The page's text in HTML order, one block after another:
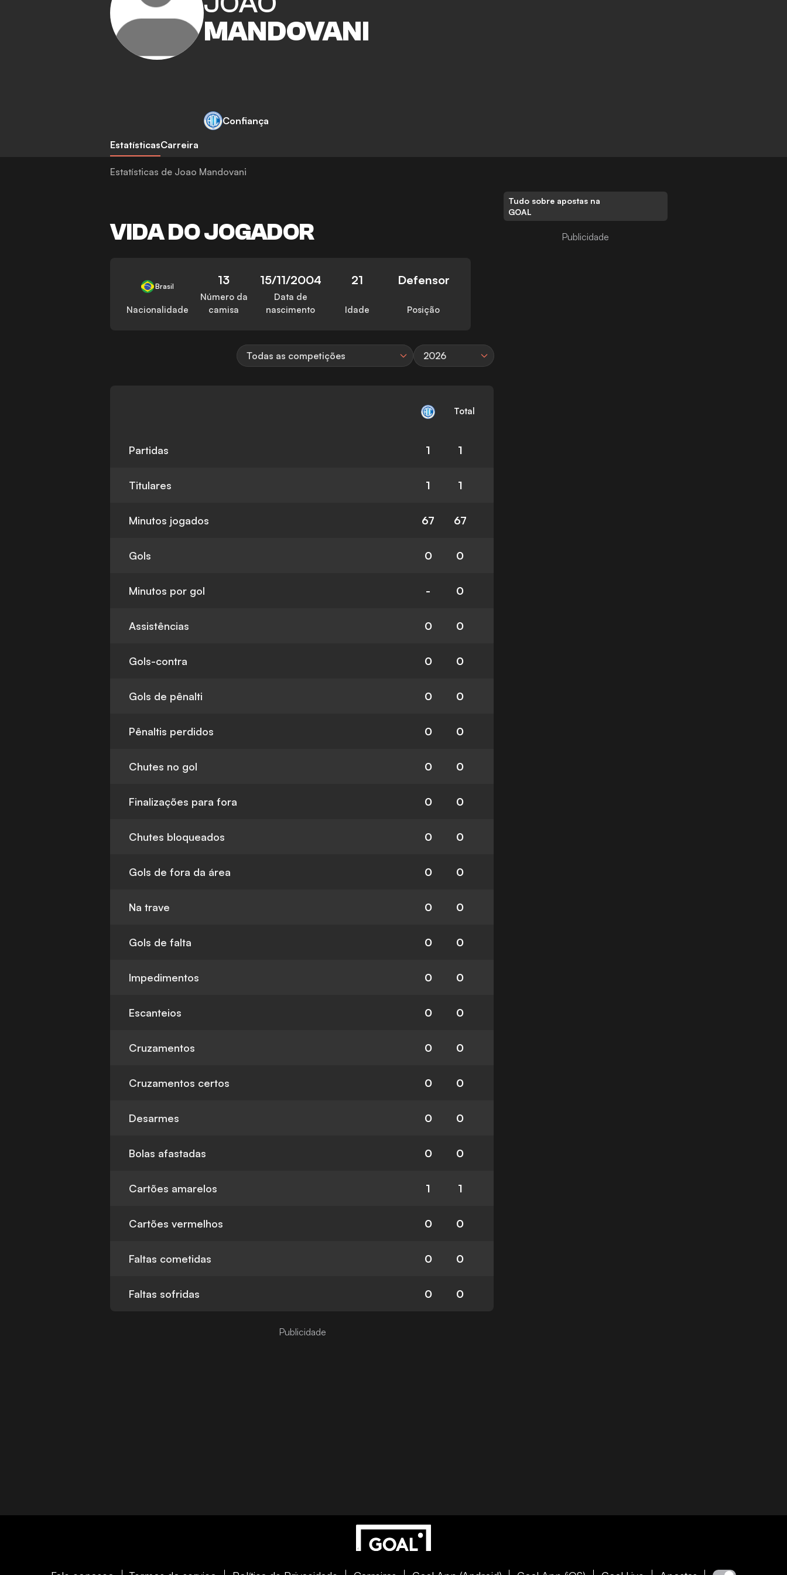
MANDOVANI
Confiança
EstatísticasCarreira
Estatísticas de Joao Mandovani
VIDA DO JOGADOR
Brasil
Nacionalidade
13
Número da
camisa
15/11/2004
Data de
nascimento
21
Idade
Defensor
Posição
Todas as competições 2026
Total
Partidas 1 1
Titulares 1 1
Minutos jogados 67 67
Gols 0 0
Minutos por gol - 0
Assistências 0 0
Gols-contra 0 0
Gols de pênalti 0 0
Pênaltis perdidos 0 0
Chutes no gol 0 0
Finalizações para fora 0 0
Chutes bloqueados 0 0
Gols de fora da área 0 0
Na trave 0 0
Gols de falta 0 0
Impedimentos 0 0
Escanteios 0 0
Cruzamentos 0 0
Cruzamentos certos 0 0
Desarmes 0 0
Bolas afastadas 0 0
Cartões amarelos 1 1
Cartões vermelhos 0 0
Faltas cometidas 0 0
Faltas sofridas 0 0
Tudo sobre apostas na
GOAL